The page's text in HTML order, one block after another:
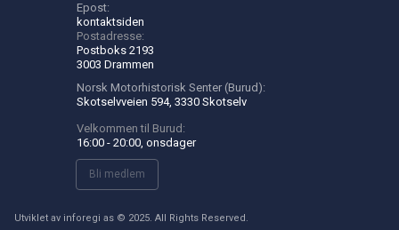
Epost:
kontaktsiden
Postadresse:
Postboks 2193
3003 Drammen
Norsk Motorhistorisk Senter (Burud):
Skotselvveien 594, 3330 Skotselv
Velkommen til Burud:
16:00 - 20:00, onsdager
Bli medlem
Utviklet av inforegi as © 2025. All Rights Reserved .